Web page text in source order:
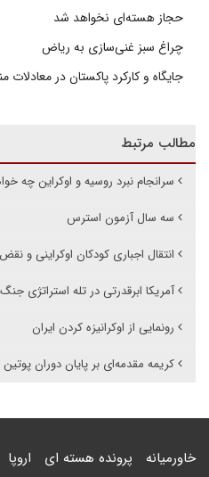
حجاز هسته‌ای نخواهد شد
چراغ سبز غنی‌سازی به ریاض
جایگاه و کارکرد پاکستان در معادلات
مطالب مرتبط
سرانجام نبرد روسیه و اوکراین چه
سه سال آزمون استرس
انتقال اجباری کودکان اوکراینی و
آمریکا ابرقدرتی در تله استراتژی
رونمایی از اوکرانیزه کردن ایران
کریمه مقدمه‌ای بر پایان دوران
خاورمیانه پرونده هسته ای اروپا